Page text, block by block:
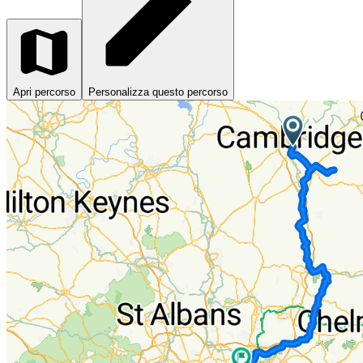
Apri percorso Personalizza questo percorso